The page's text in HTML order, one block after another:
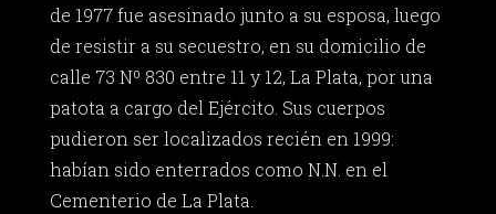
de 1977 fue asesinado junto a su esposa, luego
de resistir a su secuestro, en su domicilio de
calle 73 Nº 830 entre 11 y 12, La Plata, por una
patota a cargo del Ejército. Sus cuerpos
pudieron ser localizados recién en 1999:
habían sido enterrados como N.N. en el
Cementerio de La Plata.